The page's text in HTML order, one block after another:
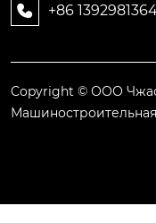
 +86
Copyright © ООО